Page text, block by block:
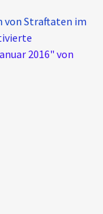
von Straftaten im
2016" von